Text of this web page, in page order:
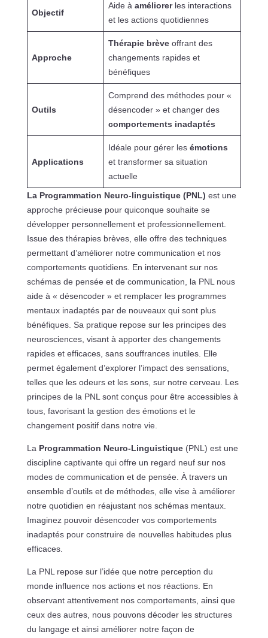
Objectif
Aide à améliorerles interactions
et les actions quotidiennes
Approche
Thérapie brèveoffrant des
changements rapides et
bénéfiques
Outils
Comprend des méthodes pour «
désencoder » et changer des
comportements inadaptés
Applications
Idéale pour gérer les émotions
et transformer sa situation
actuelle
La Programmation Neuro-linguistique (PNL) est une
approche précieuse pour quiconque souhaite se
développer personnellement et professionnellement.
Issue des thérapies brèves, elle offre des techniques
permettant d’améliorer notre communication et nos
comportements quotidiens. En intervenant sur nos
schémas de pensée et de communication, la PNL nous
aide à « désencoder » et remplacer les programmes
mentaux inadaptés par de nouveaux qui sont plus
bénéfiques. Sa pratique repose sur les principes des
neurosciences, visant à apporter des changements
rapides et efficaces, sans souffrances inutiles. Elle
permet également d’explorer l’impact des sensations,
telles que les odeurs et les sons, sur notre cerveau. Les
principes de la PNL sont conçus pour être accessibles à
tous, favorisant la gestion des émotions et le
changement positif dans notre vie.
La Programmation Neuro-Linguistique(PNL) est une
discipline captivante qui offre un regard neuf sur nos
modes de communication et de pensée. À travers un
ensemble d’outils et de méthodes, elle vise à améliorer
notre quotidien en réajustant nos schémas mentaux.
Imaginez pouvoir désencoder vos comportements
inadaptés pour construire de nouvelles habitudes plus
efficaces.
La PNL repose sur l’idée que notre perception du
monde influence nos actions et nos réactions. En
observant attentivement nos comportements, ainsi que
ceux des autres, nous pouvons décoder les structures
du langage et ainsi améliorer notre façon de